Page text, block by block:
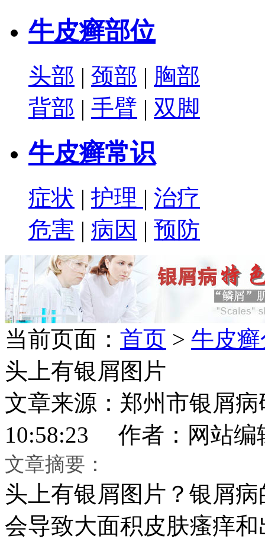
牛皮癣部位
头部 | 颈部 | 胸部
背部 | 手臂 | 双脚
牛皮癣常识
症状 | 护理 | 治疗
危害 | 病因 | 预防
当前页面： 首页 > 牛皮
头上有银屑图片
文章来源：郑州市银屑
10:58:23 作者：网站编
文章摘要：
头上有银屑图片？银屑
会导致大面积皮肤瘙痒